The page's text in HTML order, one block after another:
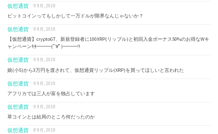
仮想通貨 · 9 9月, 2019
ビットコインってもしかして一万ドルが限界なんじゃないか？
仮想通貨 · 9 9月, 2019
【仮想通貨】cryptoGT、新規登録者に100XRP(リップル)と初回入金ボーナス50%のお得なWキ
ャンペーンｷﾀ━━━(ﾟ∀ﾟ)━━━!!
仮想通貨 · 9 9月, 2019
娘(小5)から3万円を渡されて、仮想通貨リップル(XRP)を買ってほしいと言われた
仮想通貨 · 9 9月, 2019
アフリカでは三人が富を独占しています
仮想通貨 · 9 9月, 2019
草コインとは結局のところ何だったのか
仮想通貨 · 8 9月, 2019